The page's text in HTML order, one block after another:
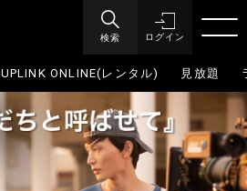
検索 ログイン
UPLINK ONLINE(レンタル) 見放題